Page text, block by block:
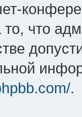
то, что
.